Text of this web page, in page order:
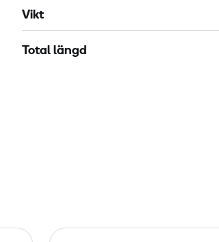
Vikt
Total längd